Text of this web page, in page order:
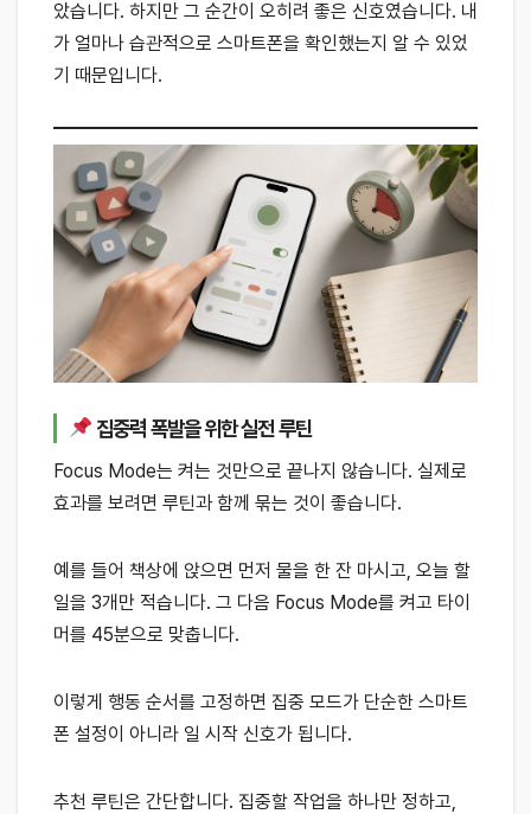
았습니다. 하지만 그 순간이 오히려 좋은 신호였습니다. 내
가 얼마나 습관적으로 스마트폰을 확인했는지 알 수 있었
기 때문입니다.
집중력 폭발을 위한 실전 루틴
Focus Mode는 켜는 것만으로 끝나지 않습니다. 실제로
효과를 보려면 루틴과 함께 묶는 것이 좋습니다.
예를 들어 책상에 앉으면 먼저 물을 한 잔 마시고, 오늘 할
일을 3개만 적습니다. 그 다음 Focus Mode를 켜고 타이
머를 45분으로 맞춥니다.
이렇게 행동 순서를 고정하면 집중 모드가 단순한 스마트
폰 설정이 아니라 일 시작 신호가 됩니다.
추천 루틴은 간단합니다. 집중할 작업을 하나만 정하고,